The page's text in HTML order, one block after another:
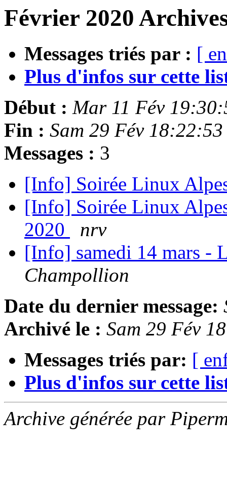
Février 2020
Messages triés par : [
Plus d'infos sur cette
Début : Mar 11 Fév
Fin : Sam 29 Fév
Messages : 3
[Info] Soirée Linux
[Info] Soirée Linux
2020
nrv
[Info] samedi 14 mars -
Champollion
Date du dernier message:
Archivé le : Sam 29 Fév
Messages triés par: [
Plus d'infos sur cette
Archive générée par